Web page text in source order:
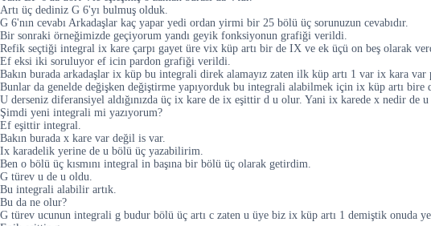
Artı üç dediniz G 6'yı bulmuş olduk.
G 6'nın cevabı Arkadaşlar kaç yapar yedi ordan yirmi bir 25 bölü üç sorunuzun cevabıdır.
Bir sonraki örneğimizde geçiyorum yandı geyik fonksiyonun grafiği verildi.
Refik seçtiği integral ix kare çarpı gayet üre vix küp artı bir de IX ve ek üçü on beş olarak
Ef eksi iki soruluyor ef icin pardon grafiği verildi.
Bakın burada arkadaşlar ix küp bu integrali direk alamayız zaten ilk küp artı 1 var ix kara
Bunlar da genelde değişken değiştirme yapıyorduk bu integrali alabilmek için ix küp artı bire
U derseniz diferansiyel aldığınızda üç ix kare de ix eşittir d u olur. Yani ix karede x nedir de
Şimdi yeni integrali mi yazıyorum?
Ef eşittir integral.
Bakın burada x kare var değil is var.
Ix karadelik yerine de u bölü üç yazabilirim.
Ben o bölü üç kısmını integral in başına bir bölü üç olarak getirdim.
G türev u de u oldu.
Bu integrali alabilir artık.
Bu da ne olur?
G türev ucunun integrali g budur bölü üç artı c zaten u üye biz ix küp artı 1 demiştik onuda